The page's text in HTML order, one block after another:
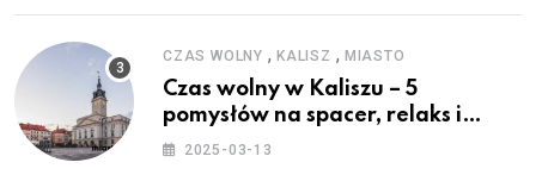
CZAS WOLNY , KALISZ , MIASTO
Czas wolny w Kaliszu – 5
pomysłów na spacer, relaks i
rodzinne atrakcje
2025-03-13